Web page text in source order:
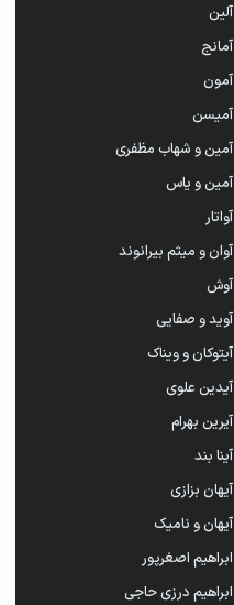
آلین
آمانج
آمون
آمیسن
آمین و شهاب مظفری
آمین و یاس
آواتار
آوان و میثم بیرانوند
آوش
آوید و صفایی
آیتوکان و ویناک
آیدین علوی
آیرین بهرام
آینا بند
آیهان بزازی
آیهان و نامیک
ابراهیم اصغرپور
ابراهیم درزی حاجی